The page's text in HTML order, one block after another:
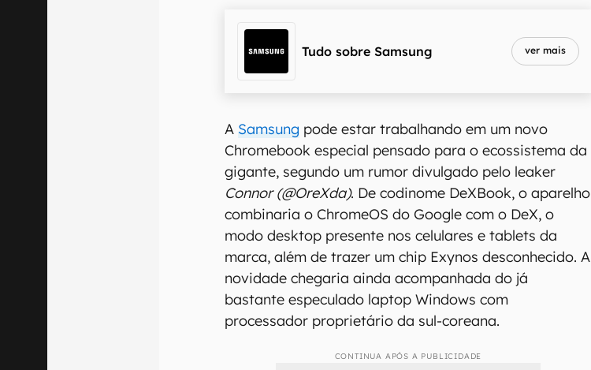
Tudo sobre Samsung ver mais
A Samsung pode estar trabalhando em um novo
Chromebook especial pensado para o ecossistema da
gigante, segundo um rumor divulgado pelo leaker
Connor (@OreXda). De codinome DeXBook, o aparelho
combinaria o ChromeOS do Google com o DeX, o
modo desktop presente nos celulares e tablets da
marca, além de trazer um chip Exynos desconhecido. A
novidade chegaria ainda acompanhada do já
bastante especulado laptop Windows com
processador proprietário da sul-coreana.
CONTINUA APÓS A PUBLICIDADE